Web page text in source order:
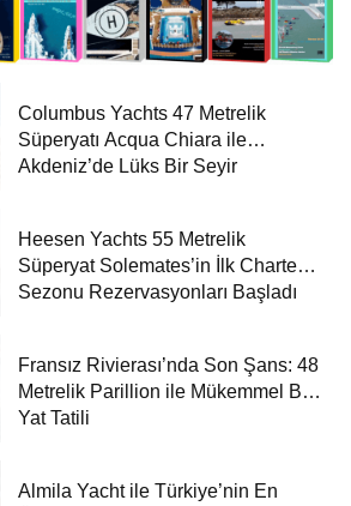
Columbus Yachts 47 Metrelik
Süperyatı Acqua Chiara ile
Akdeniz’de Lüks Bir Seyir
Heesen Yachts 55 Metrelik
Süperyat Solemates’in İlk Charter
Sezonu Rezervasyonları Başladı
Fransız Rivierası’nda Son Şans: 48
Metrelik Parillion ile Mükemmel Bir
Yat Tatili
Almila Yacht ile Türkiye’nin En